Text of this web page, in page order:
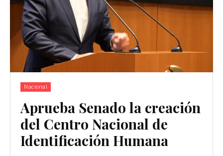
Nacional
Aprueba Senado la creación
del Centro Nacional de
Identificación Humana